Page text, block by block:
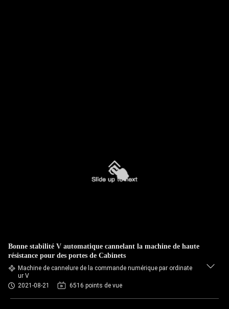
Bonne stabilité V automatique cannelant la machine de haute
résistance pour des portes de Cabinets
Machine de cannelure de la commande numérique par ordinate
ur V
2021-08-21
6516 points de vue